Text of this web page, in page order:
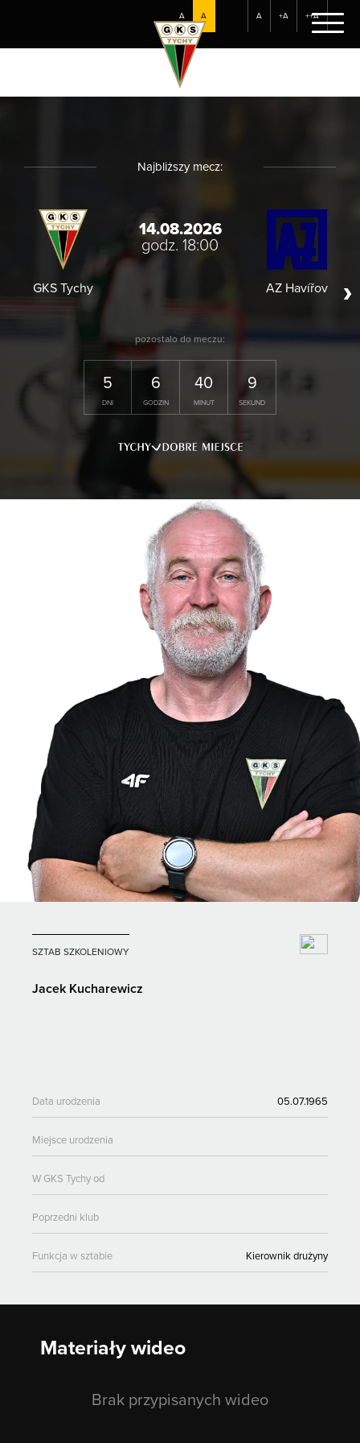
A A A +A ++A
Najbliższy mecz:
GKS Tychy
14.08.2026
godz. 18:00
AZ Havířov
pozostalo do meczu:
5
DNI
6
GODZIN
40
MINUT
9
SEKUND
SZTAB SZKOLENIOWY
Jacek Kucharewicz
Data urodzenia 05.07.1965
Miejsce urodzenia
W GKS Tychy od
Poprzedni klub
Funkcja w sztabie Kierownik drużyny
Materiały wideo
Brak przypisanych wideo